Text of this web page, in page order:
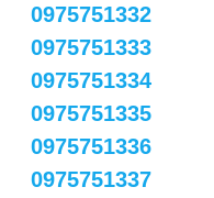
0975751332
0975751333
0975751334
0975751335
0975751336
0975751337